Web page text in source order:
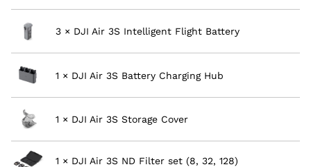
nehod.
Fly More Combo: Tento balíček obsahuje
nezbytností pro pohodlné a dlouhé létání.
živý přenos videa až na vzdálenost 12 km.
3 × DJI Air 3S Intelligent Flight Battery
1 × DJI Air 3S Battery Charging Hub
1 × DJI Air 3S Storage Cover
1 × DJI Air 3S ND Filter set (8, 32, 128)